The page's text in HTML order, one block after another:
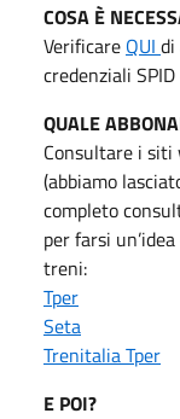
COSA È
Verificare QUI di
credenziali
QUALE
Consultare i siti
(abbiamo
completo
per farsi
treni:
Tper
Seta
Trenitalia Tper
E POI?